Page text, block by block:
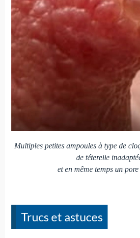
Multiples petites ampoules à type de
de téterelle
et en même temps un
Trucs et astuces